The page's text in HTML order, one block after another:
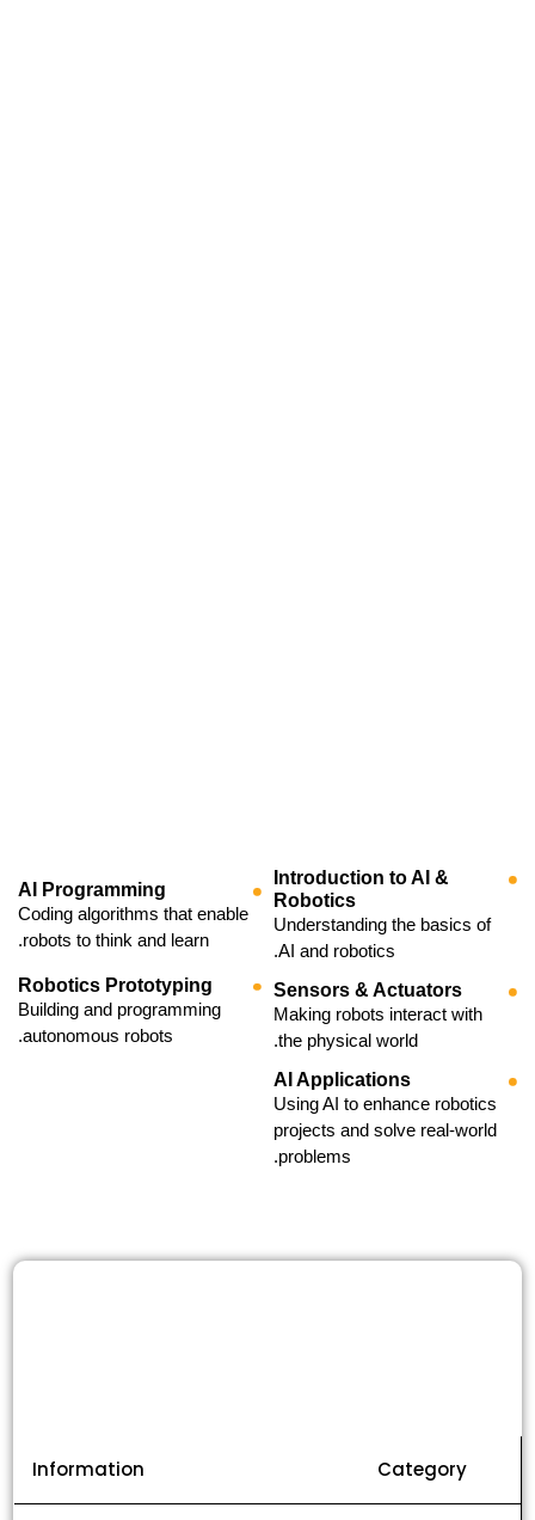
Introduction to AI &
Robotics
Understanding the basics of
AI and robotics.
Sensors & Actuators
Making robots interact with
the physical world.
AI Programming
Coding algorithms that enable
robots to think and learn.
Robotics Prototyping
Building and programming
autonomous robots.
AI Applications
Using AI to enhance robotics
projects and solve real-world
problems.
Category
Information